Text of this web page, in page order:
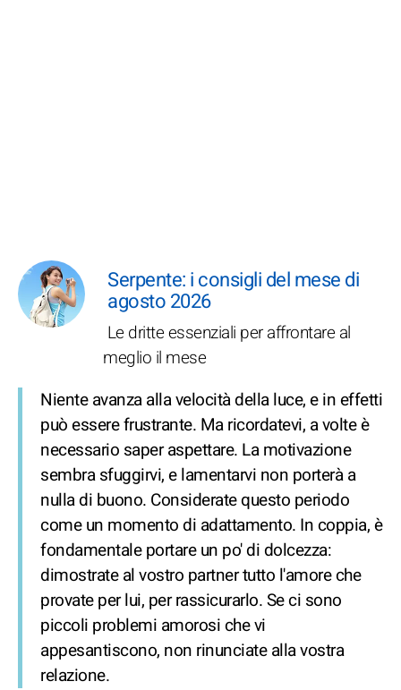
Serpente: i consigli del mese di
agosto 2026
Le dritte essenziali per affrontare al
meglio il mese
Niente avanza alla velocità della luce, e in effetti
può essere frustrante. Ma ricordatevi, a volte è
necessario saper aspettare. La motivazione
sembra sfuggirvi, e lamentarvi non porterà a
nulla di buono. Considerate questo periodo
come un momento di adattamento. In coppia, è
fondamentale portare un po' di dolcezza:
dimostrate al vostro partner tutto l'amore che
provate per lui, per rassicurarlo. Se ci sono
piccoli problemi amorosi che vi
appesantiscono, non rinunciate alla vostra
relazione.